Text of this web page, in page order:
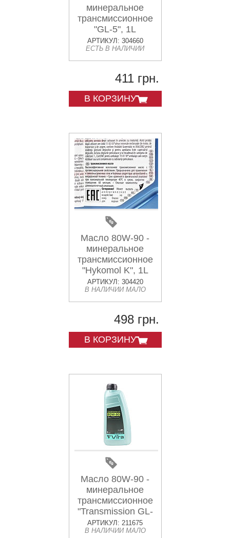
минеральное
трансмиссионное
"GL-5", 1L
АРТИКУЛ: 304660
ЕСТЬ В НАЛИЧИИ
411 грн.
В КОРЗИНУ
Масло 80W-90 -
минеральное
трансмиссионное
"Hykomol K", 1L
АРТИКУЛ: 304420
В НАЛИЧИИ МАЛО
498 грн.
В КОРЗИНУ
Масло 80W-90 -
минеральное
трансмиссионное
"Transmission GL-
5", 1L
АРТИКУЛ: 211675
В НАЛИЧИИ МАЛО